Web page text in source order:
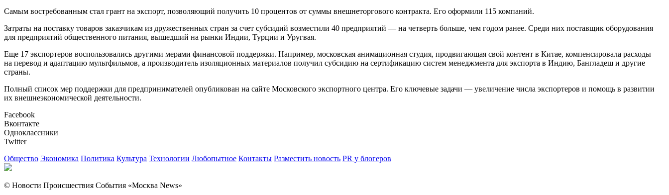
Самым востребованным стал грант на экспорт, позволяющий получить 10 процентов от суммы внешнеторгового контракта. Его оформили 115 компаний.
Затраты на поставку товаров заказчикам из дружественных стран за счет субсидий возместили 40 предприятий — на четверть больше, чем годом ранее. Среди них поставщик оборудования
для предприятий общественного питания, вышедший на рынки Индии, Турции и Уругвая.
Еще 17 экспортеров воспользовались другими мерами финансовой поддержки. Например, московская анимационная студия, продвигающая свой контент в Китае, компенсировала расходы
на перевод и адаптацию мультфильмов, а производитель изоляционных материалов получил субсидию на сертификацию систем менеджмента для экспорта в Индию, Бангладеш и другие
страны.
Полный список мер поддержки для предпринимателей опубликован на сайте Московского экспортного центра. Его ключевые задачи — увеличение числа экспортеров и помощь в развитии
их внешнеэкономической деятельности.
Facebook
Вконтакте
Одноклассники
Twitter
Общество Экономика Политика Культура Технологии Любопытное Контакты Разместить новость PR у блогеров
© Новости Происшествия События «Москва News»